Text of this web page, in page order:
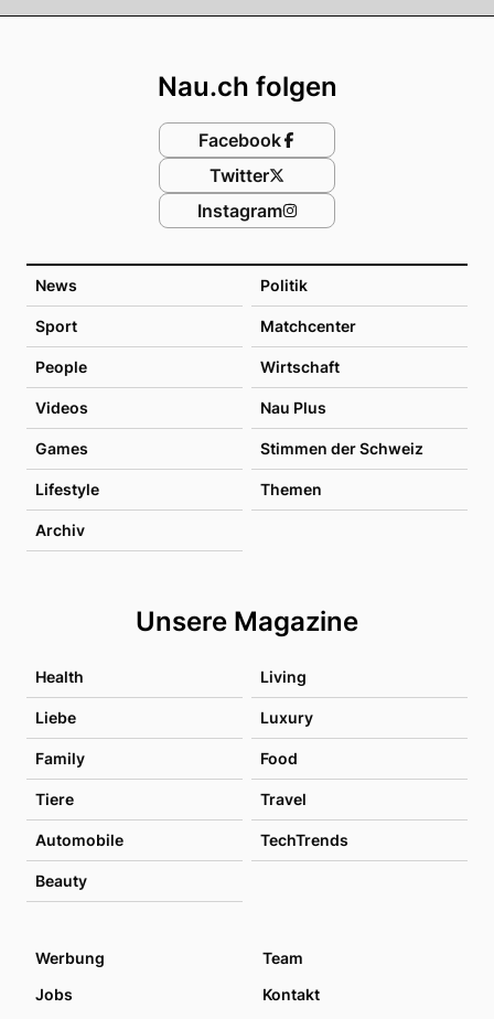
News Politik
Sport Matchcenter
People Wirtschaft
Videos Nau Plus
Games Stimmen der Schweiz
Lifestyle Themen
Archiv
Unsere Magazine
Health Living
Liebe Luxury
Family Food
Tiere Travel
Automobile TechTrends
Beauty
Nau.ch folgen
Facebook
Twitter
Instagram
Werbung
Team
Jobs
Kontakt